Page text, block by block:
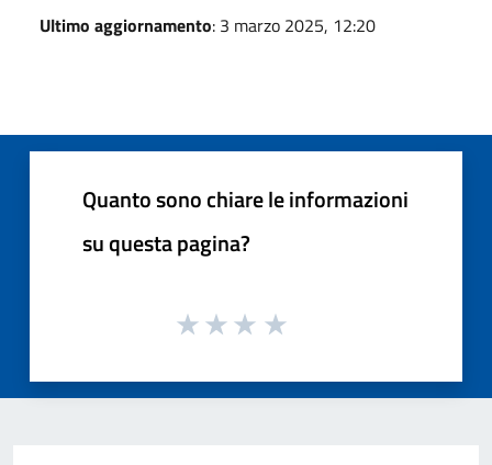
Ultimo aggiornamento: 3 marzo 2025, 12:20
Quanto sono chiare le informazioni
su questa pagina?